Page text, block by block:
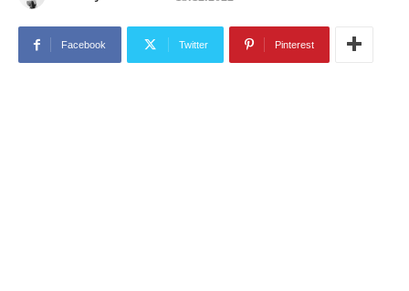
Facebook Twitter Pinterest